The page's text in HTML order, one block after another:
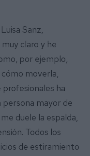
Sanz,
claro y he
por ejemplo,
moverla,
profesionales ha
persona mayor de
duele la espalda,
Todos los
de estiramiento